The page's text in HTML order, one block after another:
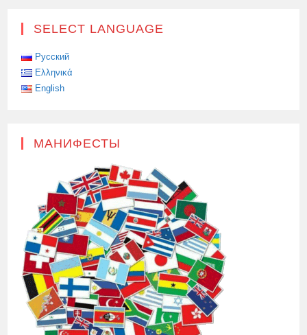
SELECT LANGUAGE
Русский
Ελληνικά
English
МАНИФЕСТЫ